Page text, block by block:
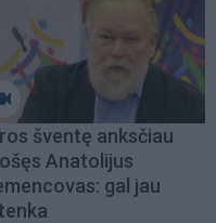
šventę anksčiau
Anatolijus
gal jau